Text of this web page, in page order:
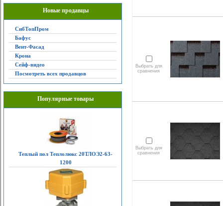
Новые продавцы
СибТопПром
Бафус
Вент-Фасад
Крона
Сейф-видео
Посмотреть всех продавцов
Популярные товары
Теплый пол Теплолюкс 20ТЛОЭ2-63-
1200
Выбрать для
сравнения
Выбрать для
сравнения